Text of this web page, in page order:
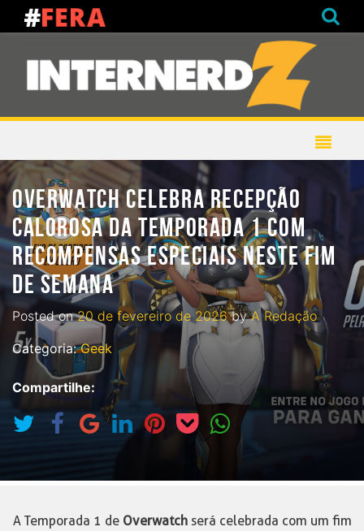
OVERWATCH CELEBRA RECEPÇÃO
CALOROSA DA TEMPORADA 1 COM
RECOMPENSAS ESPECIAIS NESTE FIM
DE SEMANA
Posted on20 de fevereiro de 2026byA Redação
Categoria:Geek
Compartilhe:
A Temporada 1 de Overwatchserá celebrada com um fim